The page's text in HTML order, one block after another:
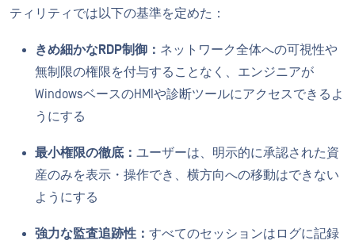
ティリティでは以下の基準を定めた：
きめ細かなRDP制御： ネットワーク全体への可視性や
無制限の権限を付与することなく、エンジニアが
WindowsベースのHMIや診断ツールにアクセスできるよ
うにする
最小権限の徹底： ユーザーは、明示的に承認された資
産のみを表示・操作でき、横方向への移動はできない
ようにする
強力な監査追跡性： すべてのセッションはログに記録